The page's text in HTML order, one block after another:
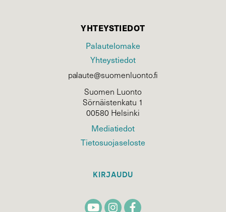
YHTEYSTIEDOT
Palautelomake
Yhteystiedot
palaute@suomenluonto.fi
Suomen Luonto
Sörnäistenkatu 1
00580 Helsinki
Mediatiedot
Tietosuojaseloste
KIRJAUDU